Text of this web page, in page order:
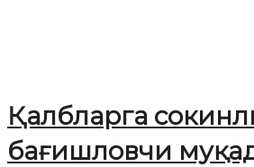
Қалбларга
бағишловчи